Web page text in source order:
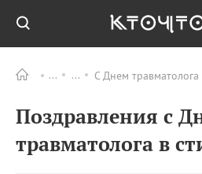
С Днем травматолога
Поздравления с
травматолога в
09.08